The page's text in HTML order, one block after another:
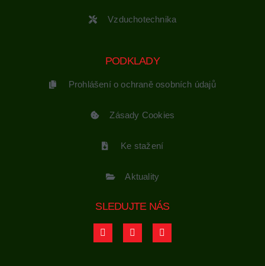
Vzduchotechnika
PODKLADY
Prohlášení o ochraně osobních údajů
Zásady Cookies
Ke stažení
Aktuality
SLEDUJTE NÁS